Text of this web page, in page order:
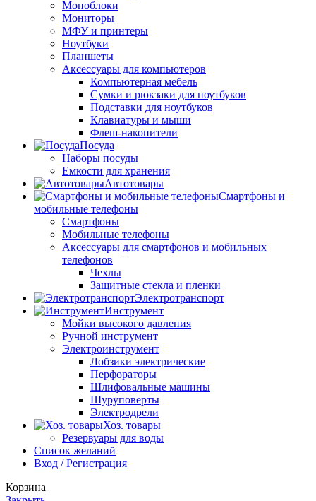
Моноблоки
Мониторы
МФУ и принтеры
Ноутбуки
Планшеты
Аксессуары для компьютеров
Компьютерная мебель
Сумки и рюкзаки для ноутбуков
Подставки для ноутбуков
Клавиатуры и мыши
Флеш-накопители
Посуда
Наборы посуды
Емкости для хранения
Автотовары
Смартфоны и
мобильные телефоны
Смартфоны
Мобильные телефоны
Аксессуары для смартфонов и мобильных
телефонов
Чехлы
Защитные стекла и пленки
Электротранспорт
Инструмент
Мойки высокого давления
Ручной инструмент
Электроинструмент
Лобзики электрические
Перфораторы
Шлифовальные машины
Шуруповерты
Электродрели
Хоз. товары
Резервуары для воды
Список желаний
Вход / Регистрация
Корзина